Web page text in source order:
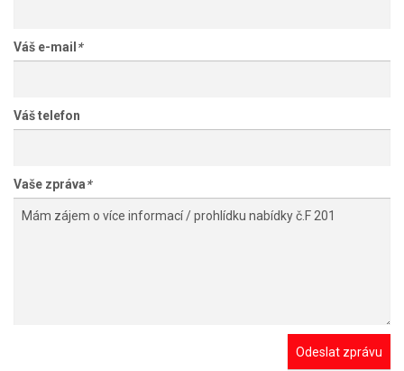
Váš e-mail *
Váš telefon
Vaše zpráva*
Odeslat zprávu